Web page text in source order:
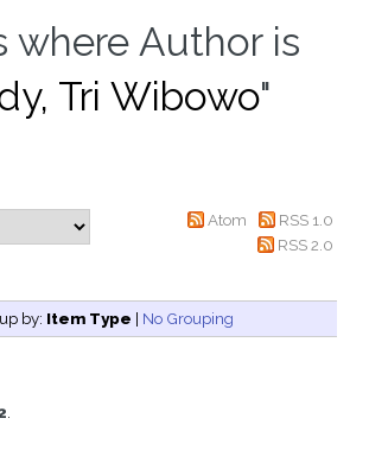
where Author is
Tri Wibowo"
Atom
RSS 1.0
RSS 2.0
by: Item Type | No Grouping
.